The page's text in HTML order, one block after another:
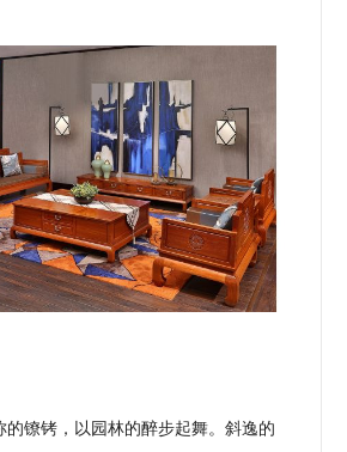
的镣铐，以园林的醉步起舞。斜逸的